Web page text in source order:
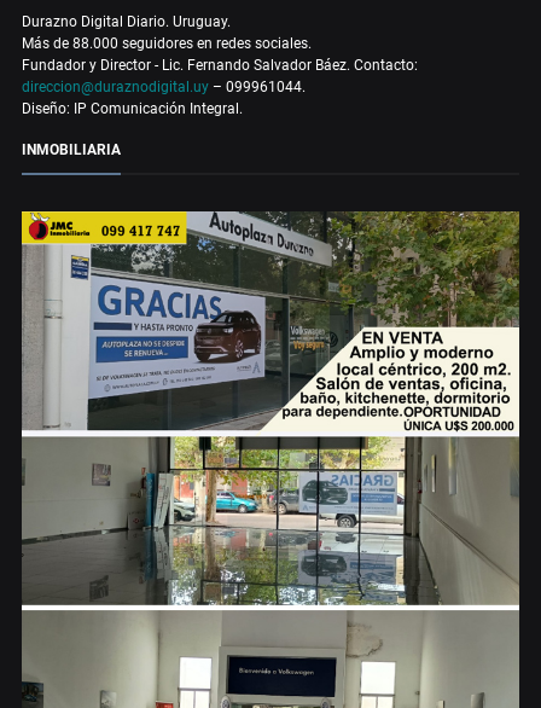
Durazno Digital Diario. Uruguay.
Más de 88.000 seguidores en redes sociales.
Fundador y Director - Lic. Fernando Salvador Báez. Contacto:
direccion@duraznodigital.uy – 099961044.
Diseño: IP Comunicación Integral.
INMOBILIARIA